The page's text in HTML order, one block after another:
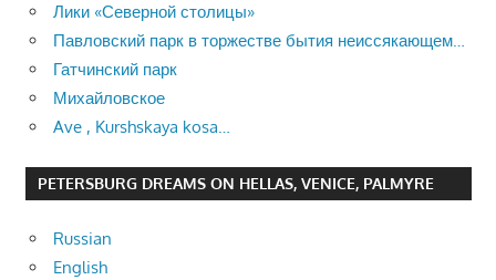
Лики «Северной столицы»
Павловский парк в торжестве бытия неиссякающем…
Гатчинский парк
Михайловское
Ave , Kurshskaya kosa…
PETERSBURG DREAMS ON HELLAS, VENICE, PALMYRE
Russian
English